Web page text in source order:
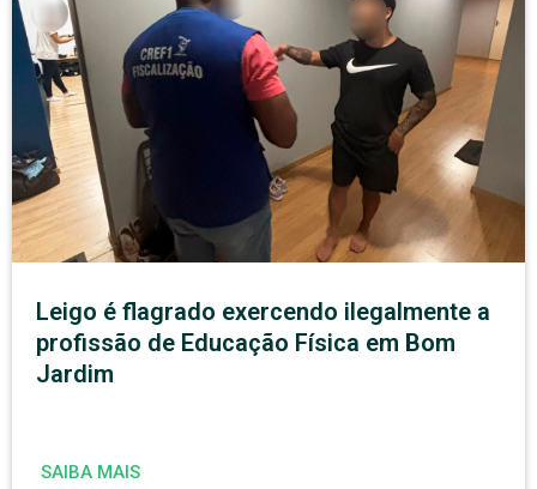
Leigo é flagrado exercendo ilegalmente a
profissão de Educação Física em Bom
Jardim
SAIBA MAIS